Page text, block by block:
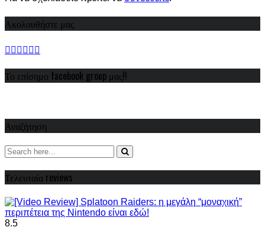
Ακολουθήστε μας
Το επίσημο facebook group μας!!
Αναζήτηση
Τελευταία reviews
8.5